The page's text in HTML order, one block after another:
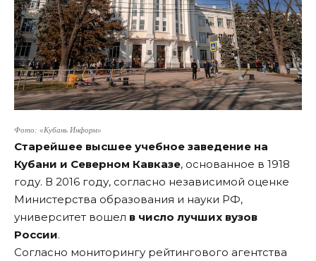
Фото: «Кубань Информ»
Старейшее высшее учебное заведение на
Кубани и Северном Кавказе, основанное в 1918
году. В 2016 году, согласно независимой оценке
Министерства образования и науки РФ,
университет вошел в число лучших вузов
России.
Согласно мониторингу рейтингового агентства